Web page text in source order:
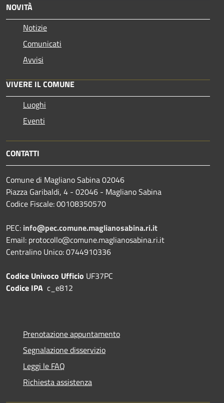
NOVITÀ
Notizie
Comunicati
Avvisi
VIVERE IL COMUNE
Luoghi
Eventi
CONTATTI
Comune di Magliano Sabina 02046
Piazza Garibaldi, 4 - 02046 - Magliano Sabina
Codice Fiscale: 00108350570
PEC: info@pec.comune.maglianosabina.ri.it
Email: protocollo@comune.maglianosabina.ri.it
Centralino Unico: 0744910336
Codice Univoco Ufficio UF37PC
Codice IPA c_e812
Prenotazione appuntamento
Segnalazione disservizio
Leggi le FAQ
Richiesta assistenza